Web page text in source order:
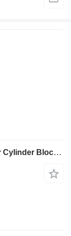
Cylinder Block Left Complete Liebherr Cylinder Block Left Complete LPVD 140/150 9889833 na rýpadla Liebherr A944C Li / A944B Li / R944C Li